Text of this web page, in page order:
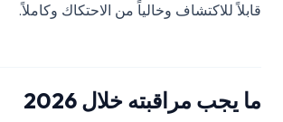
قابلاً للاكتشاف وخالياً من الاحتكاك وكاملاً.
ما يجب مراقبته خلال 2026